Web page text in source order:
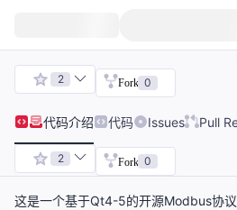
2 Fork 0
代码介绍 代码 Issues Pull
2 Fork 0
这是一个基于Qt4-5的开源Modbus协